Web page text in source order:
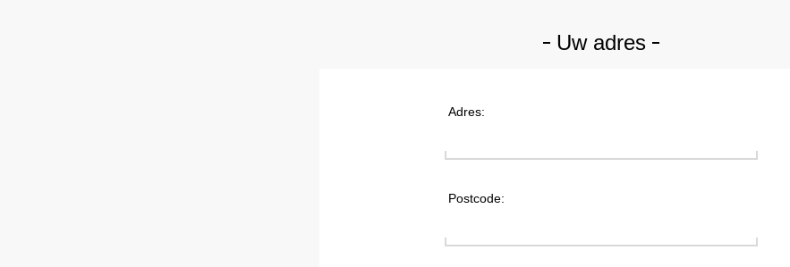
Uw adres
Adres:
Postcode: